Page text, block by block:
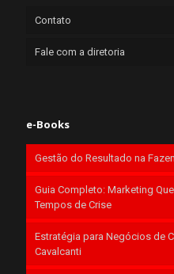
Contato
Fale com a diretoria
e-Books
Gestão do Resultado na
Guia Completo: Marketing
Tempos de Crise
Estratégia para Negócios de
Cavalcanti